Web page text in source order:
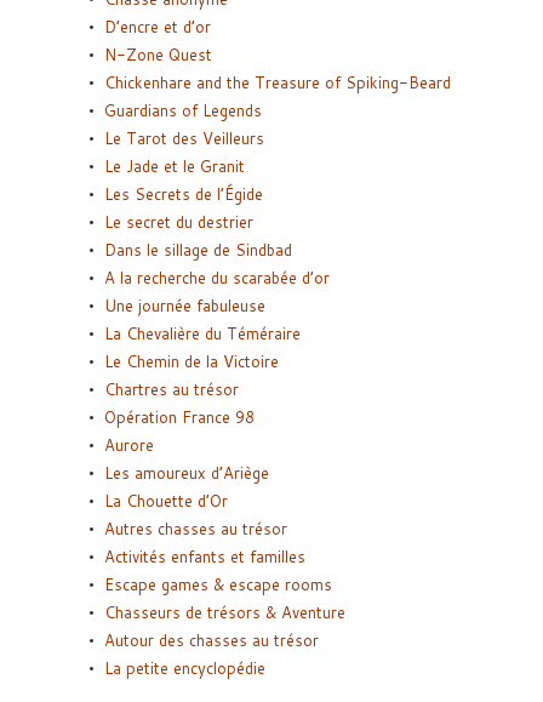
D’encre et d’or
N-Zone Quest
Chickenhare and the Treasure of Spiking-Beard
Guardians of Legends
Le Tarot des Veilleurs
Le Jade et le Granit
Les Secrets de l’Égide
Le secret du destrier
Dans le sillage de Sindbad
A la recherche du scarabée d’or
Une journée fabuleuse
La Chevalière du Téméraire
Le Chemin de la Victoire
Chartres au trésor
Opération France 98
Aurore
Les amoureux d’Ariège
La Chouette d’Or
Autres chasses au trésor
Activités enfants et familles
Escape games & escape rooms
Chasseurs de trésors & Aventure
Autour des chasses au trésor
La petite encyclopédie